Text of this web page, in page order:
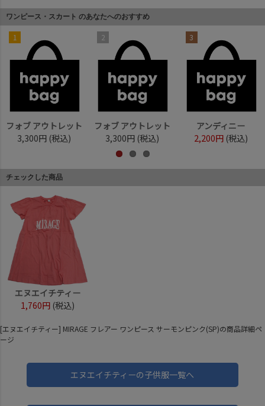
ワンピース・スカート のあなたへのおすすめ
1
フォブ アウトレット
3,300円 (税込)
2
フォブ アウトレット
3,300円 (税込)
3
アンディニー
2,200円 (税込)
チェックした商品
エヌエイチティー
1,760円 (税込)
[エヌエイチティー] MIRAGE フレアー ワンピース サーモンピンク(SP)の商品詳細ペ
ージ
エヌエイチティーの子供服一覧へ